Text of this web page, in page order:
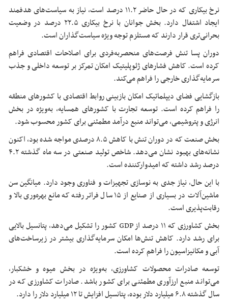
نرخ بیکاری که در حال حاضر ۱۱.۲ درصد است، نیاز به سیاست‌های هدفمند
ایجاد اشتغال دارد. بخش جوانان با نرخ بیکاری ۲۲.۵ درصد در وضعیت
بحرانی‌تری قرار دارند که مستلزم توجه ویژه سیاست‌گذاران است.
دوران پسا تنش فرصت‌های منحصربه‌فردی برای اصلاحات اقتصادی فراهم
کرده است. کاهش فشارهای ژئوپلیتیک امکان تمرکز بر توسعه داخلی و جذب
سرمایه‌گذاری خارجی را فراهم می‌کند.
بازگشایی فضای دیپلماتیک امکان بازبینی روابط اقتصادی با کشورهای منطقه
را فراهم کرده است. توسعه تجارت با کشورهای همسایه، به‌ویژه در بخش
انرژی و پتروشیمی، می‌تواند منبع درآمد مطمئنی برای کشور محسوب شود.
بخش صنعت که در دوران تنش با کاهش ۸.۵ درصدی مواجه شده بود، اکنون
نشانه‌های بهبود نشان می‌دهد. شاخص تولید صنعتی در سه ماه گذشته ۴.۲
درصد رشد داشته که امیدوارکننده است.
با این حال، نیاز جدی به نوسازی تجهیزات و فناوری وجود دارد. میانگین سن
ماشین‌آلات در بسیاری از صنایع از ۱۵ سال فراتر رفته که مانع بهره‌وری بالا و
رقابت‌پذیری است.
بخش کشاورزی که ۱۱ درصد از GDP کشور را تشکیل می‌دهد، پتانسیل بالایی
برای رشد دارد. کاهش تنش‌ها امکان سرمایه‌گذاری بیشتر در زیرساخت‌های
آبی و مکانیزاسیون را فراهم کرده است.
توسعه صادرات محصولات کشاورزی، به‌ویژه در بخش میوه و خشکبار،
می‌تواند منبع ارزآوری مطمئنی برای کشور باشد. صادرات کشاورزی که در
سال گذشته ۶.۸ میلیارد دلار بوده، پتانسیل افزایش تا ۱۲ میلیارد دلار را دارد.